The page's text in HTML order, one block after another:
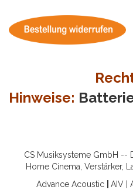
Hinweise:
CS Musiksysteme GmbH --
Home Cinema, Verstärker,
Advance Acoustic
AIV|